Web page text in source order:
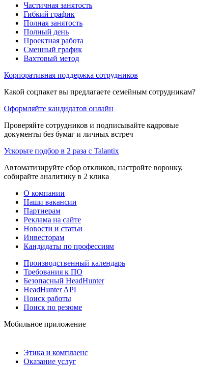
Частичная занятость
Гибкий график
Полная занятость
Полный день
Проектная работа
Сменный график
Вахтовый метод
Корпоративная поддержка сотрудников
Какой соцпакет вы предлагаете семейным сотрудникам?
Оформляйте кандидатов онлайн
Проверяйте сотрудников и подписывайте кадровые
документы без бумаг и личных встреч
Ускорьте подбор в 2 раза с Talantix
Автоматизируйте сбор откликов, настройте воронку,
собирайте аналитику в 2 клика
О компании
Наши вакансии
Партнерам
Реклама на сайте
Новости и статьи
Инвесторам
Кандидаты по профессиям
Производственный календарь
Требования к ПО
Безопасный HeadHunter
HeadHunter API
Поиск работы
Поиск по резюме
Мобильное приложение
Этика и комплаенс
Оказание услуг